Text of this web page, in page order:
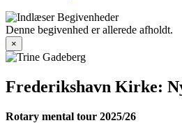
Denne begivenhed er allerede afholdt.
×
Frederikshavn Kirke:
Rotary mental tour 2025/26